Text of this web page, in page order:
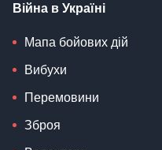
Війна в Україні
Мапа бойових дій
Вибухи
Перемовини
Зброя